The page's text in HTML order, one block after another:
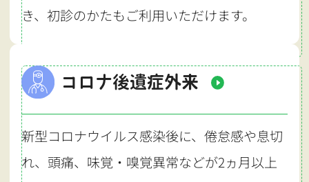
き、初診のかたもご利用いただけます。
コロナ後遺症外来
新型コロナウイルス感染後に、倦怠感や息切
れ、頭痛、味覚・嗅覚異常などが2ヵ月以上